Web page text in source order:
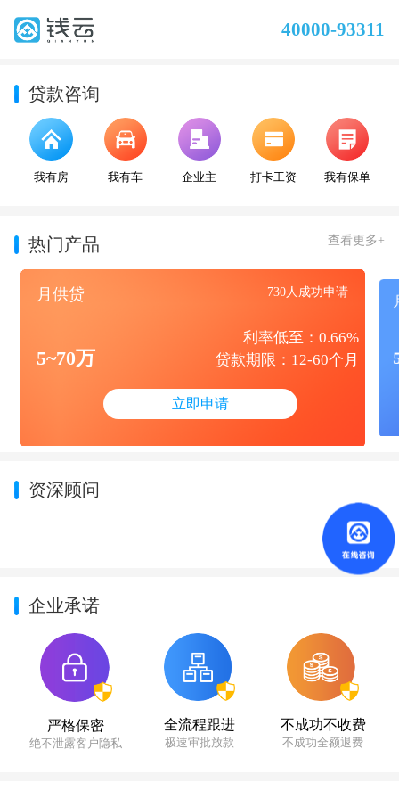
40000-93311
贷款咨询
我有房 我有车 企业主 打卡工资 我有保单
热门产品 查看更多+
月供贷 730人成功申请
5~70万
利率低至：0.66%
贷款期限：12-60个月
立即申请
资深顾问
企业承诺
严格保密
绝不泄露客户隐私
全流程跟进
极速审批放款
不成功不收费
不成功全额退费